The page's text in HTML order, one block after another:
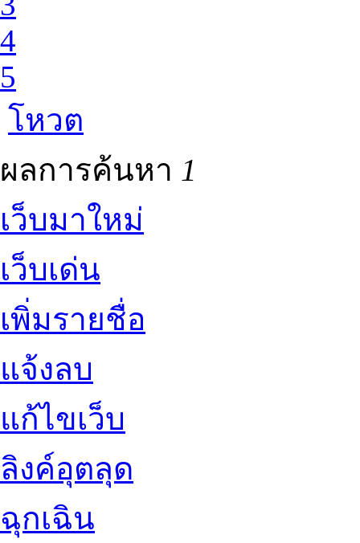
4
5
โหวต
ผลการค้นหา 1
เว็บมาใหม่
เว็บเด่น
เพิ่มรายชื่อ
แจ้งลบ
แก้ไขเว็บ
ลิงค์อุตลุด
ฉุกเฉิน